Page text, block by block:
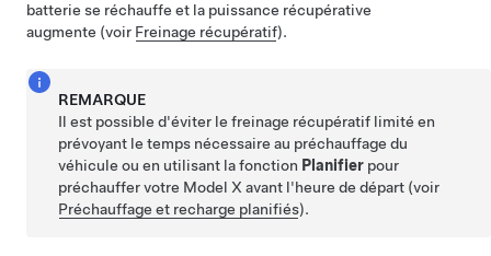
batterie se réchauffe et la puissance récupérative
augmente (voir Freinage récupératif).
REMARQUE
Il est possible d'éviter le freinage récupératif limité en
prévoyant le temps nécessaire au préchauffage du
véhicule ou en utilisant la fonction Planifier pour
préchauffer votre Model X avant l'heure de départ (voir
Préchauffage et recharge planifiés).